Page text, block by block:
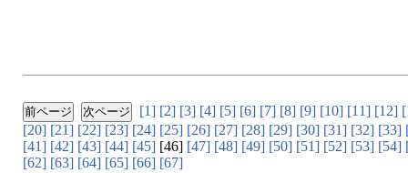
[1] [2] [3] [4] [5] [6] [7] [8] [9] [10] [11] [12]
[20] [21] [22] [23] [24] [25] [26] [27] [28] [29] [30] [31] [32] [33]
[41] [42] [43] [44] [45] [46] [47] [48] [49] [50] [51] [52] [53] [54]
[62] [63] [64] [65] [66] [67]